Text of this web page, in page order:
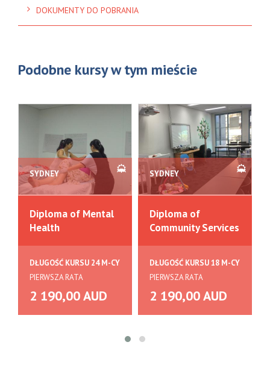
DOKUMENTY DO POBRANIA
Podobne kursy w tym mieście
SYDNEY
Diploma of Mental
Health
DŁUGOŚĆ KURSU 24 M-CY
PIERWSZA RATA
2 190,00 AUD
SYDNEY
Diploma of
Community Services
DŁUGOŚĆ KURSU 18 M-CY
PIERWSZA RATA
2 190,00 AUD